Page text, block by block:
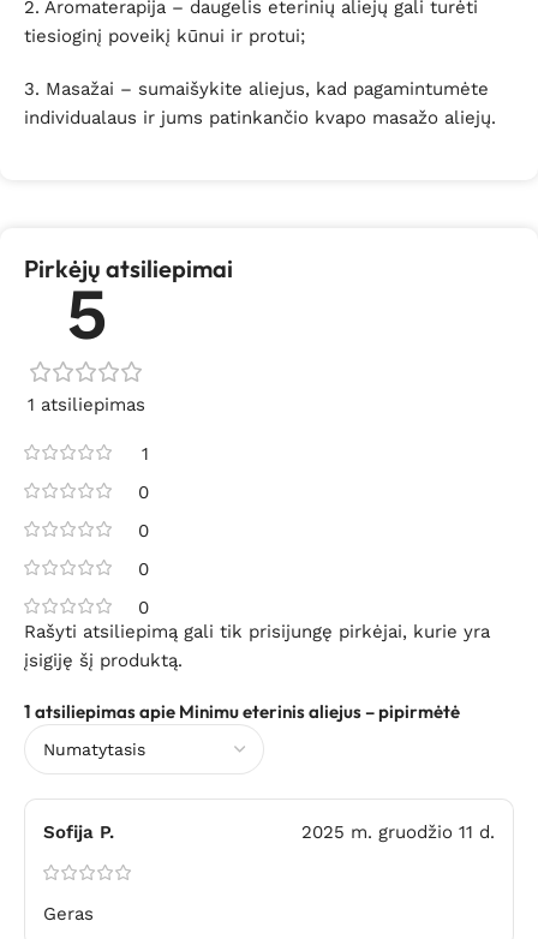
2. Aromaterapija – daugelis eterinių aliejų gali turėti
tiesioginį poveikį kūnui ir protui;
3. Masažai – sumaišykite aliejus, kad pagamintumėte
individualaus ir jums patinkančio kvapo masažo aliejų.
Pirkėjų atsiliepimai
5
1 atsiliepimas
1
0
0
0
0
1 atsiliepimas apie Minimu eterinis aliejus – pipirmėtė
Sofija P. 2025 m. gruodžio 11 d.
Geras
Rašyti atsiliepimą gali tik prisijungę pirkėjai, kurie yra
įsigiję šį produktą.